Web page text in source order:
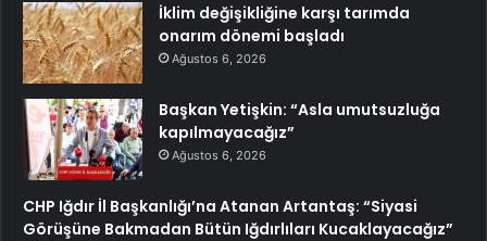
İklim değişikliğine karşı tarımda
onarım dönemi başladı
Ağustos 6, 2026
Başkan Yetişkin: “Asla umutsuzluğa
kapılmayacağız”
Ağustos 6, 2026
CHP Iğdır İl Başkanlığı’na Atanan Artantaş: “Siyasi
Görüşüne Bakmadan Bütün Iğdırlıları Kucaklayacağız”